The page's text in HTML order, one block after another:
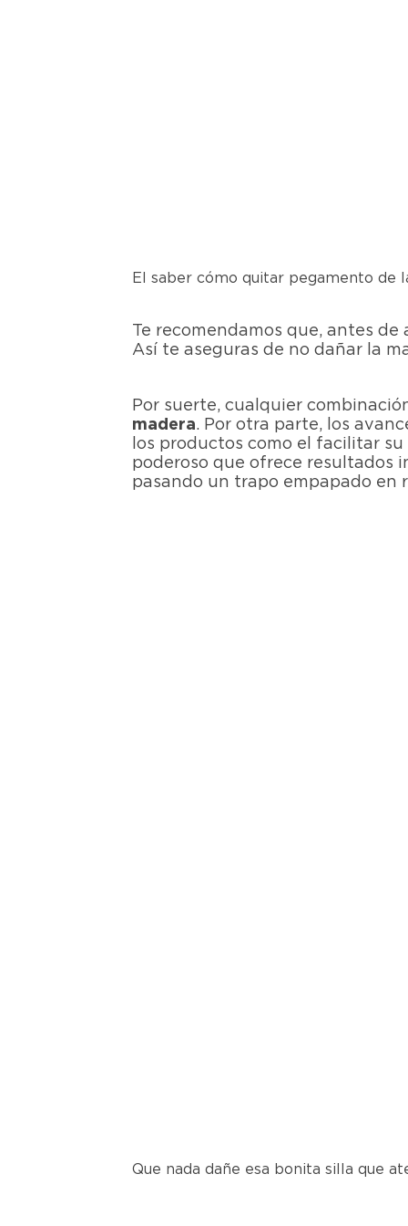
El saber cómo quitar pegamento de
Te recomendamos que, antes
Así te aseguras de no dañar la
Por suerte, cualquier
madera. Por otra parte, los
los productos como el facilitar
poderoso que ofrece resultados
pasando un trapo empapado en
Que nada dañe esa bonita silla que